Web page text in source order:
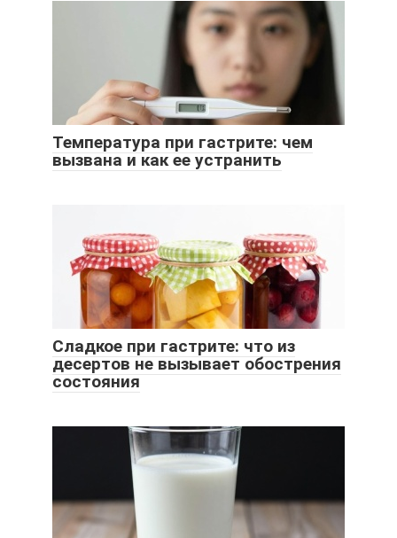
Температура при гастрите: чем
вызвана и как ее устранить
Сладкое при гастрите: что из
десертов не вызывает обострения
состояния